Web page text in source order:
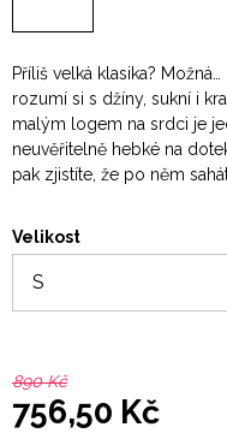
Příliš velká klasika?
rozumí si s džíny, sukní i
malým logem na srdci je
neuvěřitelně hebké na
pak zjistíte, že po něm
Velikost
890 Kč
756,50 Kč